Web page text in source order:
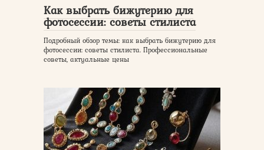
Как выбрать бижутерию для
фотосессии: советы стилиста
Подробный обзор темы: как выбрать бижутерию для
фотосессии: советы стилиста. Профессиональные
советы, актуальные цены